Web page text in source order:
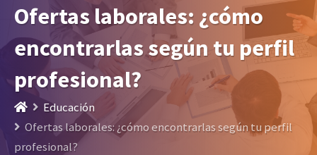
Ofertas laborales: ¿cómo
encontrarlas según tu perfil
profesional?
Educación
Ofertas laborales: ¿cómo encontrarlas según tu perfil
profesional?